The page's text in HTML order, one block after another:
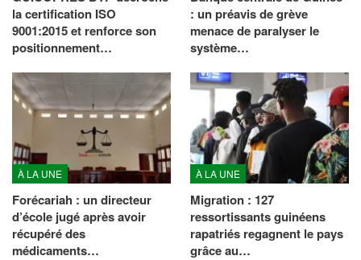
la certification ISO
9001:2015 et renforce son
positionnement…
: un préavis de grève
menace de paralyser le
système…
À LA UNE
Forécariah : un directeur
d’école jugé après avoir
récupéré des
médicaments…
À LA UNE
Migration : 127
ressortissants guinéens
rapatriés regagnent le pays
grâce au…